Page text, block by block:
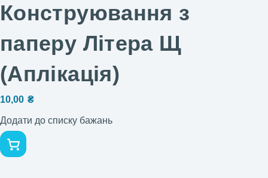
Конструювання з
паперу Літера Щ
(Аплікація)
10,00 ₴
Додати до списку бажань